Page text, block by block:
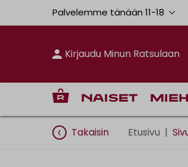
Palvelemme tänään 11-18
Kirjaudu Minun Ratsulaan
Naiset
Takaisin Etusivu |